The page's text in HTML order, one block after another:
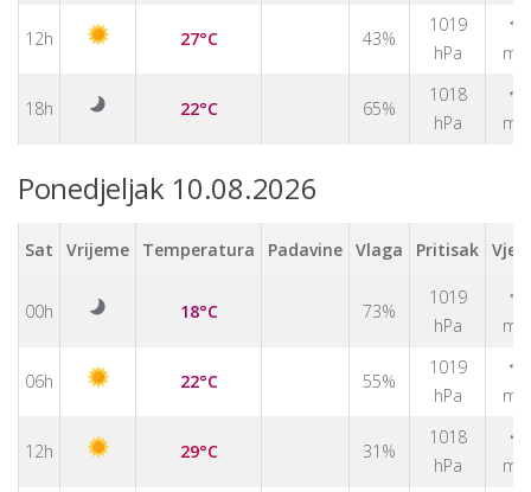
12h 27°C 43%
1019
hPa
↑
m/s
18h 22°C 65%
1018
hPa
↑
m/s
Ponedjeljak 10.08.2026
Sat Vrijeme Temperatura Padavine Vlaga Pritisak
00h 18°C 73%
1019
hPa
↑
m/s
06h 22°C 55%
1019
hPa
↑
m/s
12h 29°C 31%
1018
hPa
↑
m/s